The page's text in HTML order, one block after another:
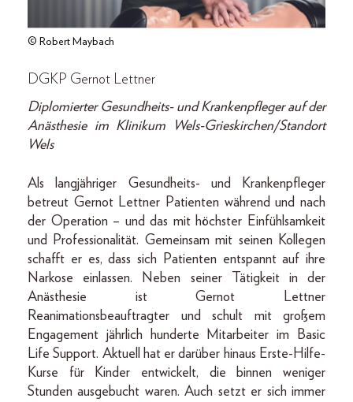
© Robert Maybach
DGKP Gernot Lettner
Diplomierter Gesundheits- und Krankenpfleger auf der
Anästhesie im Klinikum Wels-Grieskirchen/Standort
Wels
Als langjähriger Gesundheits- und Krankenpfleger
betreut Gernot Lettner Patienten während und nach
der Operation – und das mit höchster Einfühlsamkeit
und Professionalität. Gemeinsam mit seinen Kollegen
schafft er es, dass sich Patienten entspannt auf ihre
Narkose einlassen. Neben seiner Tätigkeit in der
Anästhesie ist Gernot Lettner
Reanimationsbeauftragter und schult mit großem
Engagement jährlich hunderte Mitarbeiter im Basic
Life Support. Aktuell hat er darüber hinaus Erste-Hilfe-
Kurse für Kinder entwickelt, die binnen weniger
Stunden ausgebucht waren. Auch setzt er sich immer